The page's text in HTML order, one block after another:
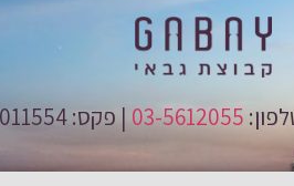
03-5612055 | פקס: 03-6011554 | טלפון מכירות: